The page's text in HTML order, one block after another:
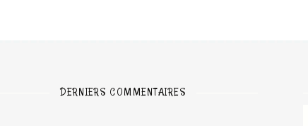
DERNIERS COMMENTAIRES